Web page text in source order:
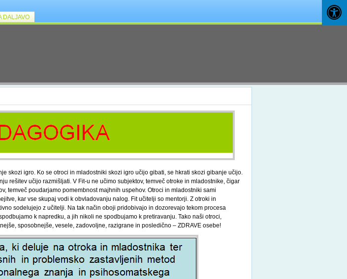
DALJAVO
skozi igro. Ko se otroci in mladostniki skozi igro učijo gibati, se hkrati skozi gibanje učijo.
rešitev učijo razmišljati. V Fit-u ne učimo subjektov, temveč otroke in mladostnike, čigar
temveč poudarjamo pomembnost majhnih uspehov. Otroci in mladostniki sami
kar vse skupaj vodi k obvladovanju nalog. Fit učitelji so mentorji. Z otroki in
sodelujejo z učitelji. Na tak način oboji pridobivajo in dozorevajo tekom procesa
k napredku, a jih nikoli ne spodbujamo k pretiravanju. Tako naši otroci,
sposobnejše, vesele, zadovoljne, razigrane in posledično – ZDRAVE osebe!